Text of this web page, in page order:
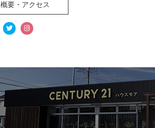
要・アクセス